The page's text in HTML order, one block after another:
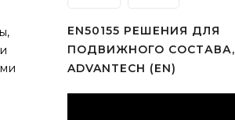
EN50155 РЕШЕНИЯ ДЛЯ
ПОДВИЖНОГО СОСТАВА,
ADVANTECH (EN)